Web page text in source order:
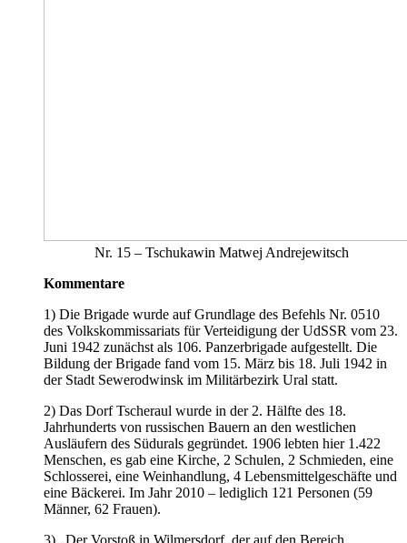
Nr. 15 – Tschukawin Matwej Andrejewitsch
Kommentare
1) Die Brigade wurde auf Grundlage des Befehls Nr. 0510
des Volkskommissariats für Verteidigung der UdSSR vom 23.
Juni 1942 zunächst als 106. Panzerbrigade aufgestellt. Die
Bildung der Brigade fand vom 15. März bis 18. Juli 1942 in
der Stadt Sewerodwinsk im Militärbezirk Ural statt.
2) Das Dorf Tscheraul wurde in der 2. Hälfte des 18.
Jahrhunderts von russischen Bauern an den westlichen
Ausläufern des Südurals gegründet. 1906 lebten hier 1.422
Menschen, es gab eine Kirche, 2 Schulen, 2 Schmieden, eine
Schlosserei, eine Weinhandlung, 4 Lebensmittelgeschäfte und
eine Bäckerei. Im Jahr 2010 – lediglich 121 Personen (59
Männer, 62 Frauen).
3) „Der Vorstoß in Wilmersdorf, der auf den Bereich